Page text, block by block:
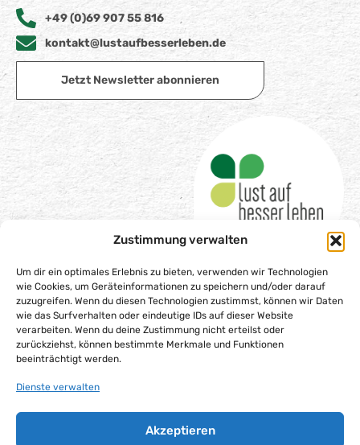
Zustimmung verwalten
Um dir ein optimales Erlebnis zu bieten, verwenden wir Technologien
wie Cookies, um Geräteinformationen zu speichern und/oder darauf
zuzugreifen. Wenn du diesen Technologien zustimmst, können wir Daten
wie das Surfverhalten oder eindeutige IDs auf dieser Website
verarbeiten. Wenn du deine Zustimmung nicht erteilst oder
zurückziehst, können bestimmte Merkmale und Funktionen
beeinträchtigt werden.
Dienste verwalten
Akzeptieren
+49 (0)69 907 55 816
kontakt@lustaufbesserleben.de
Jetzt Newsletter abonnieren
Impressum
Datenschutzerklärung
Barrierefreiheitserklärung
Gesellschaftsvertrag
Cookie-Richtlinie (EU)
Alle Rechte vorbehalten – Lust auf besser leben gGmbH,